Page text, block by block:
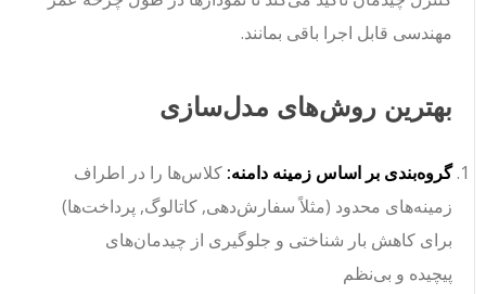
مهندسی قابل اجرا باقی بمانند.
بهترین روش‌های مدل‌سازی
گروه‌بندی بر اساس زمینه دامنه:کلاس‌ها را در اطراف
زمینه‌های محدود (مثلاًسفارش‌دهی, کاتالوگ,پرداخت‌ها)
برای کاهش بار شناختی و جلوگیری از چیدمان‌های
پیچیده و بی‌نظم